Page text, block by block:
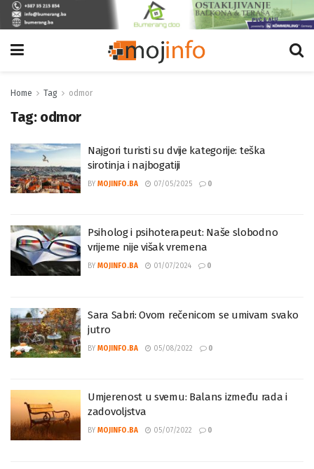
Home Tag odmor
Tag: odmor
Najgori turisti su dvije kategorije: teška
sirotinja i najbogatiji
BY MOJINFO.BA 07/05/2025 0
Psiholog i psihoterapeut: Naše slobodno
vrijeme nije višak vremena
BY MOJINFO.BA 01/07/2024 0
Sara Sabri: Ovom rečenicom se umivam svako
jutro
BY MOJINFO.BA 05/08/2022 0
Umjerenost u svemu: Balans između rada i
zadovoljstva
BY MOJINFO.BA 05/07/2022 0